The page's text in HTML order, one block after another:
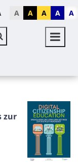
A A A A A
zur